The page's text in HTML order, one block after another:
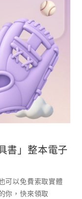
書」整本電子
可以免費索取實體
你，快來領取